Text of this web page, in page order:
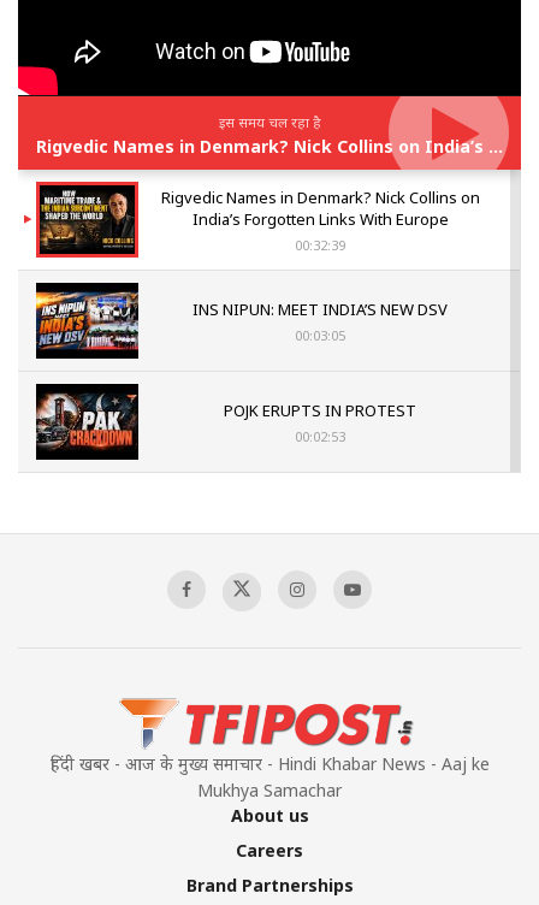
इस समय चल रहा है
Rigvedic Names in Denmark? Nick Collins on India’s Forgotten Links With Europe
Rigvedic Names in Denmark? Nick Collins on
India’s Forgotten Links With Europe
00:32:39
INS NIPUN: MEET INDIA’S NEW DSV
00:03:05
POJK ERUPTS IN PROTEST
00:02:53
Sagar
हिंदी खबर - आज के मुख्य समाचार - Hindi Khabar News - Aaj ke
Mukhya Samachar
About us
Careers
Brand Partnerships